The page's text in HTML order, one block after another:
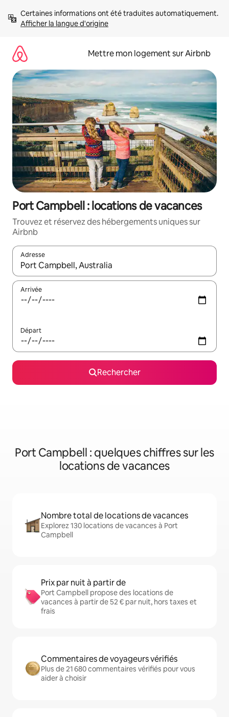
directement
Afficher la langue d'origine
Mettre mon logement sur Airbnb
Port Campbell : locations de vacances
Trouvez et réservez des hébergements uniques sur
Airbnb
Adresse
Lorsque les résultats s'affichent, utilisez les flèches vers le
Arrivée
Départ
Rechercher
Port Campbell : quelques chiffres sur les
locations de vacances
Nombre total de locations de vacances
Explorez 130 locations de vacances à Port
Campbell
Prix par nuit à partir de
Port Campbell propose des locations de
vacances à partir de 52 € par nuit, hors taxes et
frais
Commentaires de voyageurs vérifiés
Plus de 21 680 commentaires vérifiés pour vous
aider à choisir